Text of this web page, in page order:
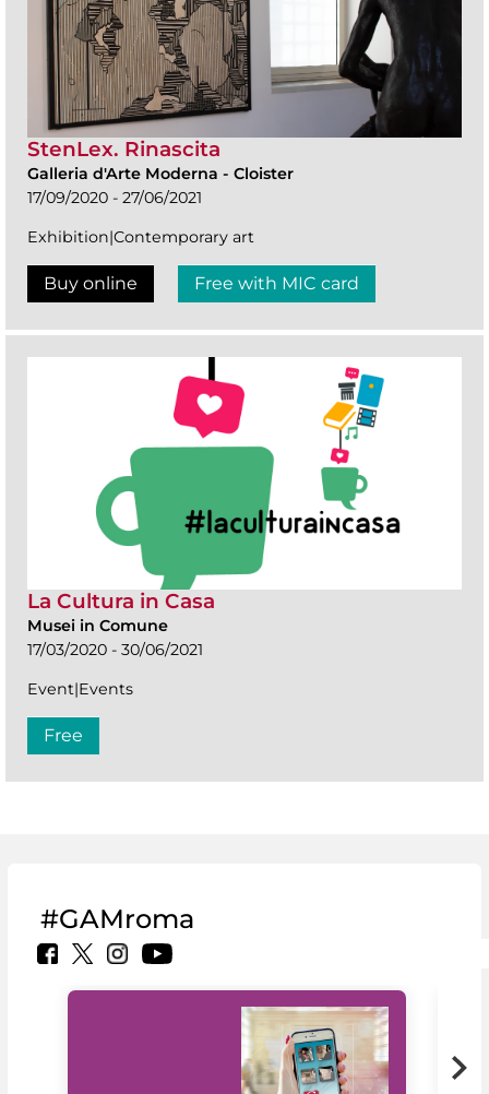
StenLex. Rinascita
Galleria d'Arte Moderna - Cloister
17/09/2020 - 27/06/2021
Exhibition|Contemporary art
Buy online Free with MIC card
La Cultura in Casa
Musei in Comune
17/03/2020 - 30/06/2021
Event|Events
Free
#GAMroma